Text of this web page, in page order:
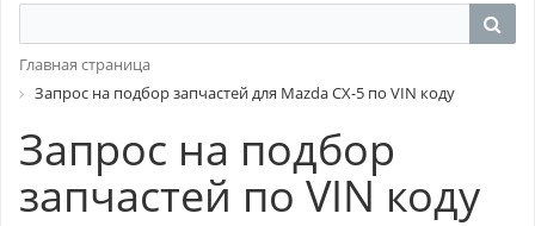
Главная страница
Запрос на подбор запчастей для Mazda CX-5 по VIN коду
Запрос на подбор
запчастей по VIN коду